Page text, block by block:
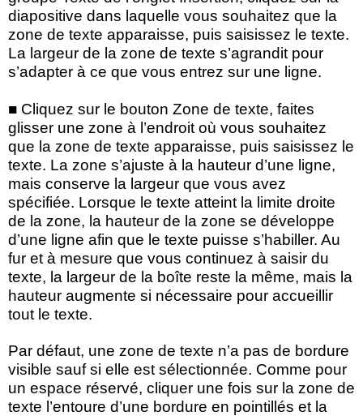
diapositive dans laquelle vous souhaitez que la
zone de texte apparaisse, puis saisissez le texte.
La largeur de la zone de texte s’agrandit pour
s’adapter à ce que vous entrez sur une ligne.
■ Cliquez sur le bouton Zone de texte, faites
glisser une zone à l’endroit où vous souhaitez
que la zone de texte apparaisse, puis saisissez le
texte. La zone s’ajuste à la hauteur d’une ligne,
mais conserve la largeur que vous avez
spécifiée. Lorsque le texte atteint la limite droite
de la zone, la hauteur de la zone se développe
d’une ligne afin que le texte puisse s’habiller. Au
fur et à mesure que vous continuez à saisir du
texte, la largeur de la boîte reste la même, mais la
hauteur augmente si nécessaire pour accueillir
tout le texte.
Par défaut, une zone de texte n’a pas de bordure
visible sauf si elle est sélectionnée. Comme pour
un espace réservé, cliquer une fois sur la zone de
texte l’entoure d’une bordure en pointillés et la